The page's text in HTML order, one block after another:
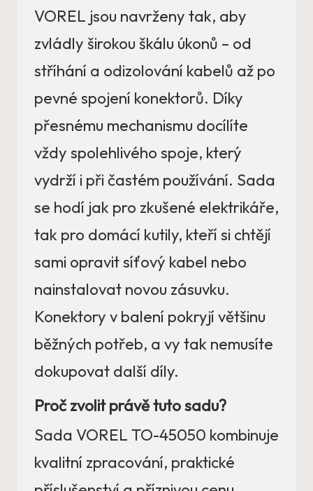
VOREL jsou navrženy tak, aby
zvládly širokou škálu úkonů – od
stříhání a odizolování kabelů až po
pevné spojení konektorů. Díky
přesnému mechanismu docílíte
vždy spolehlivého spoje, který
vydrží i při častém používání. Sada
se hodí jak pro zkušené elektrikáře,
tak pro domácí kutily, kteří si chtějí
sami opravit síťový kabel nebo
nainstalovat novou zásuvku.
Konektory v balení pokryjí většinu
běžných potřeb, a vy tak nemusíte
dokupovat další díly.
Proč zvolit právě tuto sadu?
Sada VOREL TO-45050 kombinuje
kvalitní zpracování, praktické